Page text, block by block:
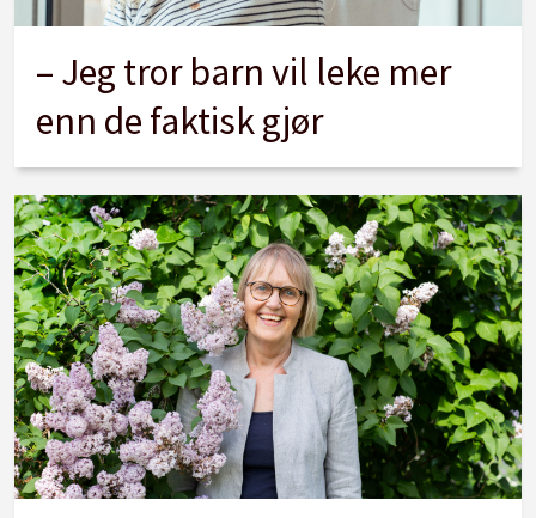
– Jeg tror barn vil leke mer
enn de faktisk gjør